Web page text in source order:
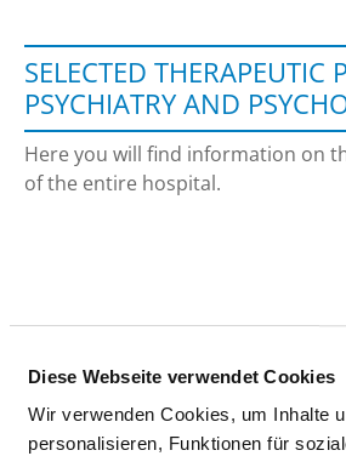
Diese Webseite verwendet Cookies
Wir verwenden Cookies, um Inhalte
personalisieren, Funktionen für
SELECTED THERAPEUTIC
PSYCHIATRY AND
Here you will find information on
of the entire hospital.
STAFF WITH ADDITIONAL
PROFESSIONAL
GROUP